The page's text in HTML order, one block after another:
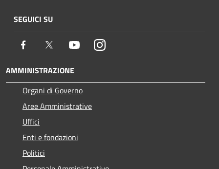
SEGUICI SU
Facebook Twitter YoutubeInstagram
AMMINISTRAZIONE
Organi di Governo
Aree Amministrative
Uffici
Enti e fondazioni
Politici